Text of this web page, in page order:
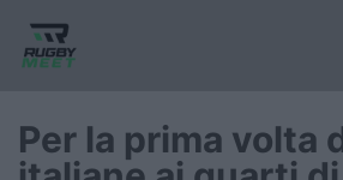
Per la prima volta